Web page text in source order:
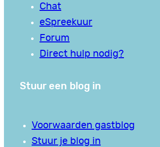
Chat
eSpreekuur
Forum
Direct hulp nodig?
Stuur een blog in
Voorwaarden gastblog
Stuur je blog in